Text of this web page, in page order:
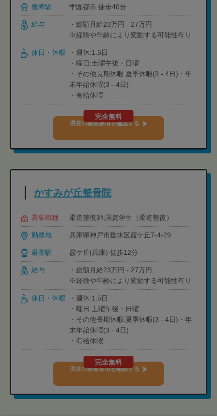
最寄駅 学園都市 徒歩40分
給与
・総額月給23万円 - 27万円
※経験や年齢により変動する可能性有り
休日・休暇
・週休:1.5日
・曜日:土曜午後・日曜
・その他長期休暇:夏季休暇(3 - 4日)・年
末年始休暇(3 - 4日)
・有給休暇
完全無料
現在の募集要項を確認する
かすみが丘整骨院
募集職種 柔道整復師,国資学生（柔道整復）
勤務地 兵庫県神戸市垂水区霞ケ丘7-4-29
最寄駅 霞ケ丘(兵庫) 徒歩12分
給与
・総額月給23万円 - 27万円
※経験や年齢により変動する可能性有り
休日・休暇
・週休:1.5日
・曜日:土曜午後・日曜
・その他長期休暇:夏季休暇(3 - 4日)・年
末年始休暇(3 - 4日)
・有給休暇
完全無料
現在の募集要項を確認する